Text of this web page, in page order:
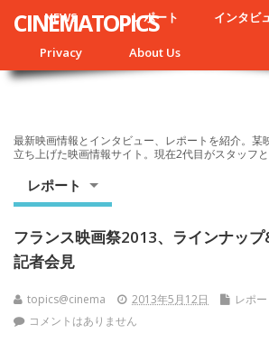
NEWS レポート インタビ
Privacy About Us
CINEMATOPICS
最新映画情報とインタビュー、レポートを紹介。某
立ち上げた映画情報サイト。現在2代目がスタッフ
レポート
フランス映画祭2013、ラインナッ
記者会見
topics@cinema 2013年5月12日
レポー
コメントはありません